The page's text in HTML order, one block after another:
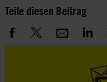
Teile diesen Beitrag